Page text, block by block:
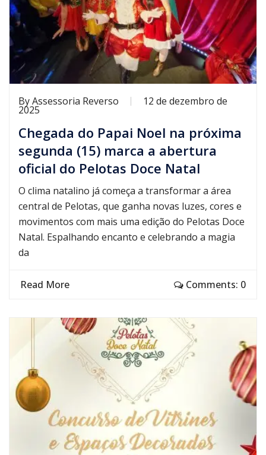
ByAssessoria Reverso 12 de dezembro de
2025
Chegada do Papai Noel na próxima
segunda (15) marca a abertura
oficial do Pelotas Doce Natal
O clima natalino já começa a transformar a área
central de Pelotas, que ganha novas luzes, cores e
movimentos com mais uma edição do Pelotas Doce
Natal. Espalhando encanto e celebrando a magia
da
Read More Comments: 0